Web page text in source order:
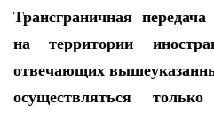
Трансграничная
на территории
отвечающих
осуществляться